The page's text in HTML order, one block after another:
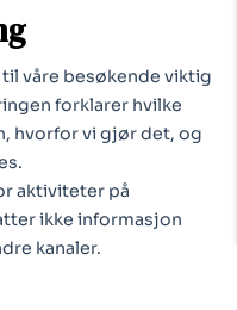
våre besøkende viktig
forklarer hvilke
hvorfor vi gjør det, og
aktiviteter på
ikke informasjon
kanaler.